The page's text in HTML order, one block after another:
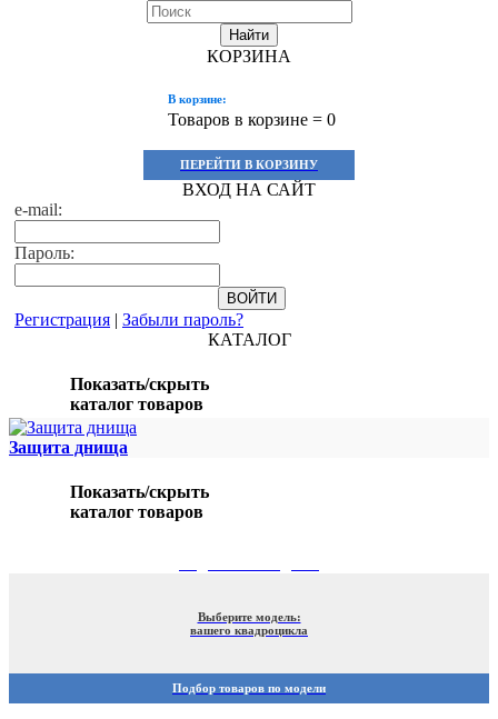
Найти
КОРЗИНА
В корзине:
Товаров в корзине = 0
ПЕРЕЙТИ В КОРЗИНУ
ВХОД НА САЙТ
e-mail:
Пароль:
Регистрация | Забыли пароль?
КАТАЛОГ
Показать/скрыть
каталог товаров
Защита днища
Показать/скрыть
каталог товаров
Выберите модель:
вашего квадроцикла
Подбор товаров по модели